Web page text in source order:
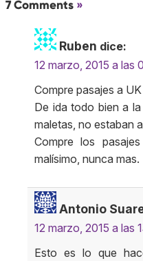
7 Comments »
Ruben dice:
12 marzo, 2015 a las
Compre pasajes a UK
De ida todo bien a
maletas, no estaban
Compre los
malísimo, nunca mas.
Antonio
12 marzo, 2015 a las
Esto es lo que